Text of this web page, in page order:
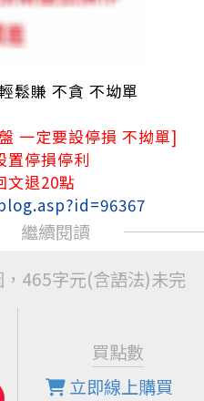
鬆賺 不貪 不坳單
一定要設停損 不拗單]
停損停利
文退20點
465字元(含語法)未完
買點數
立即線上購買